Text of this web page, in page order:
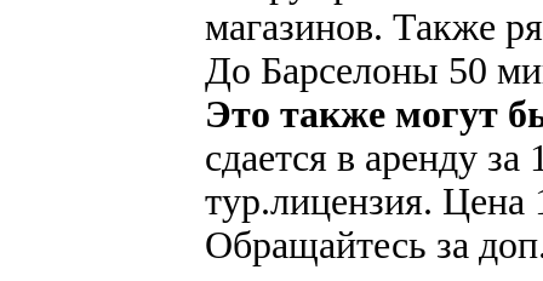
магазинов. Также
До Барселоны 50
Это также могут
сдается в аренду
тур.лицензия. Цена
Обращайтесь за